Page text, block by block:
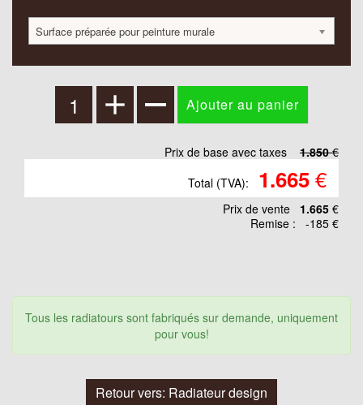
Surface préparée pour peinture murale
Prix de base avec taxes 1.850€
Total (TVA):
1.665€
Prix ​​de vente 1.665 €
Remise :
-185 €
Tous les radiatours sont fabriqués sur demande, uniquement
pour vous!
Retour vers: Radiateur design